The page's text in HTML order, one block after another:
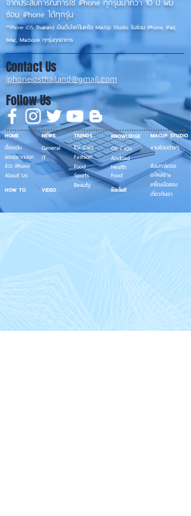
ซ่อม iPhone ได้ทุกรุ่น
**iPhone iOSThailand เป็นเว็บไซต์ในเครือ MacUp Studio รับซ่อม iPhone, iPad,
iMac, Macbook ทุกรุ่นทุกอาการ
iphoneiosthailand@gmail.com
Contact Us
Follow Us
TRENDS
EV Cars
Fashion
Food
Sports
Beauty
KNOWLEDGE
Os / iOs
Android
Health
Food
MACUP STUDIO
งานซ่อมต่างๆ
ซ่อมการ์ดจอ
อะไหล่ช่าง
เครื่องมือสอง
เกี่ยวกับเรา
NEWS
General
iT
HOME
เรื่องเด่น
แอดอยากบอก
About Us
ข่าว iPhone
จัดเต็ม!!
HOW TO VIDEO